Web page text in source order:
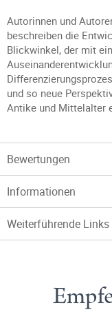
Autorinnen und
beschreiben die
Blickwinkel, der mit
und so neue
Antike und Mittelalter
Bewertungen
Informationen
Weiterführende Links